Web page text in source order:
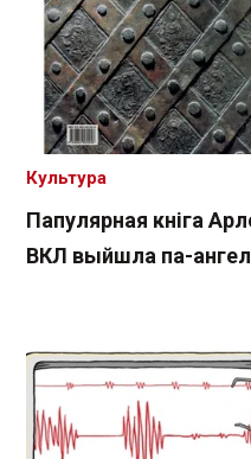
Папулярная кніга
ВКЛ выйшла па-
Культура